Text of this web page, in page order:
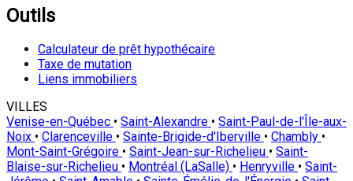
Outils
Calculateur de prêt hypothécaire
Taxe de mutation
Liens immobiliers
VILLES
Venise-en-Québec • Saint-Alexandre • Saint-Paul-de-l'Île-aux-
Noix • Clarenceville • Sainte-Brigide-d'Iberville • Chambly •
Mont-Saint-Grégoire • Saint-Jean-sur-Richelieu • Saint-
Blaise-sur-Richelieu • Montréal (LaSalle) • Henryville • Saint-